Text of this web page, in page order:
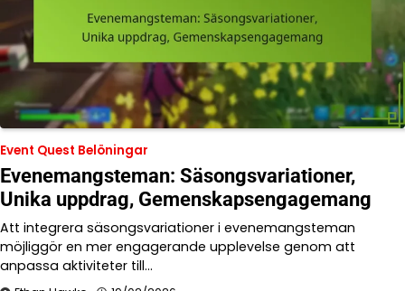
Event Quest Belöningar
Evenemangsteman: Säsongsvariationer,
Unika uppdrag, Gemenskapsengagemang
Att integrera säsongsvariationer i evenemangsteman
möjliggör en mer engagerande upplevelse genom att
anpassa aktiviteter till…